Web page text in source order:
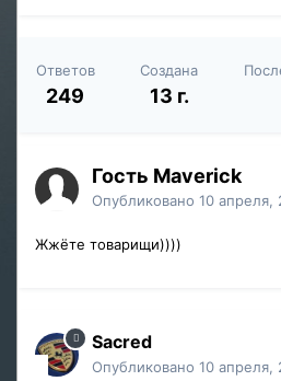
Ответов
249
Создана
13 г.
Гость Maverick
Опубликовано 10 апреля,
Жжёте товарищи))))
Sacred
Опубликовано 10 апреля,